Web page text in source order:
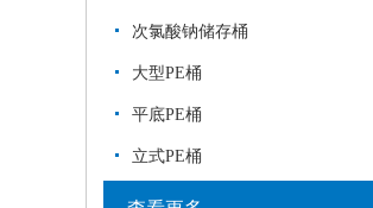
次氯酸钠储存桶
大型PE桶
平底PE桶
立式PE桶